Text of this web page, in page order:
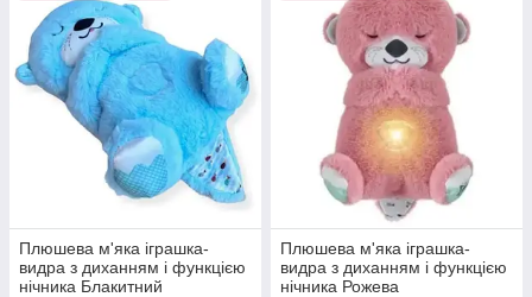
Плюшева м'яка іграшка-
видра з диханням і функцією
нічника Блакитний
Плюшева м'яка іграшка-
видра з диханням і функцією
нічника Рожева